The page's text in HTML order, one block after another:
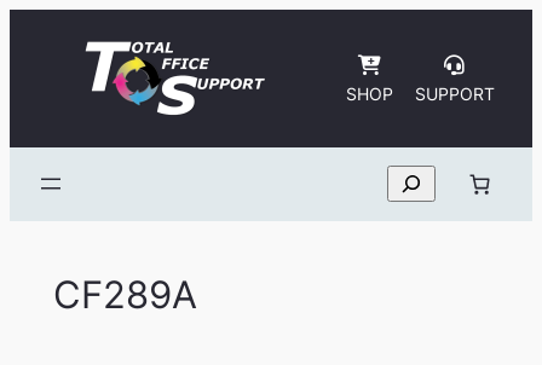
SHOP SUPPORT
Search
CF289A